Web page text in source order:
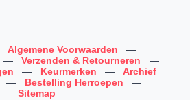
Algemene Voorwaarden
—
— Verzenden & Retourneren
—
— Keurmerken —
Archief
— Bestelling Herroepen
—
Sitemap